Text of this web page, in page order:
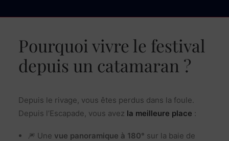
Pourquoi vivre le festival
depuis un catamaran ?
Depuis le rivage, vous êtes perdus dans la foule.
Depuis l’Escapade, vous avez la meilleure place :
🎆 Une vue panoramique à 180° sur la baie de